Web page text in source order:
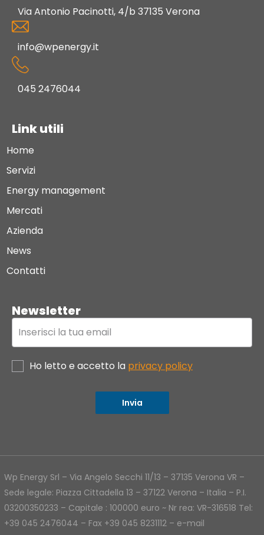
Via Antonio Pacinotti, 4/b 37135 Verona
info@wpenergy.it
045 2476044
Link utili
Home
Servizi
Energy management
Mercati
Azienda
News
Contatti
Newsletter
Ho letto e accetto la privacy policy
Invia
Wp Energy Srl – Via Angelo Secchi 11/13 – 37135 Verona VR –
Sede legale: Piazza Cittadella 13 – 37122 Verona – Italia – P.I.
03200350233 – Capitale : 100000 euro ~ Nr rea: VR-316518 Tel:
+39 045 2476044 – Fax +39 045 8231112 – e-mail